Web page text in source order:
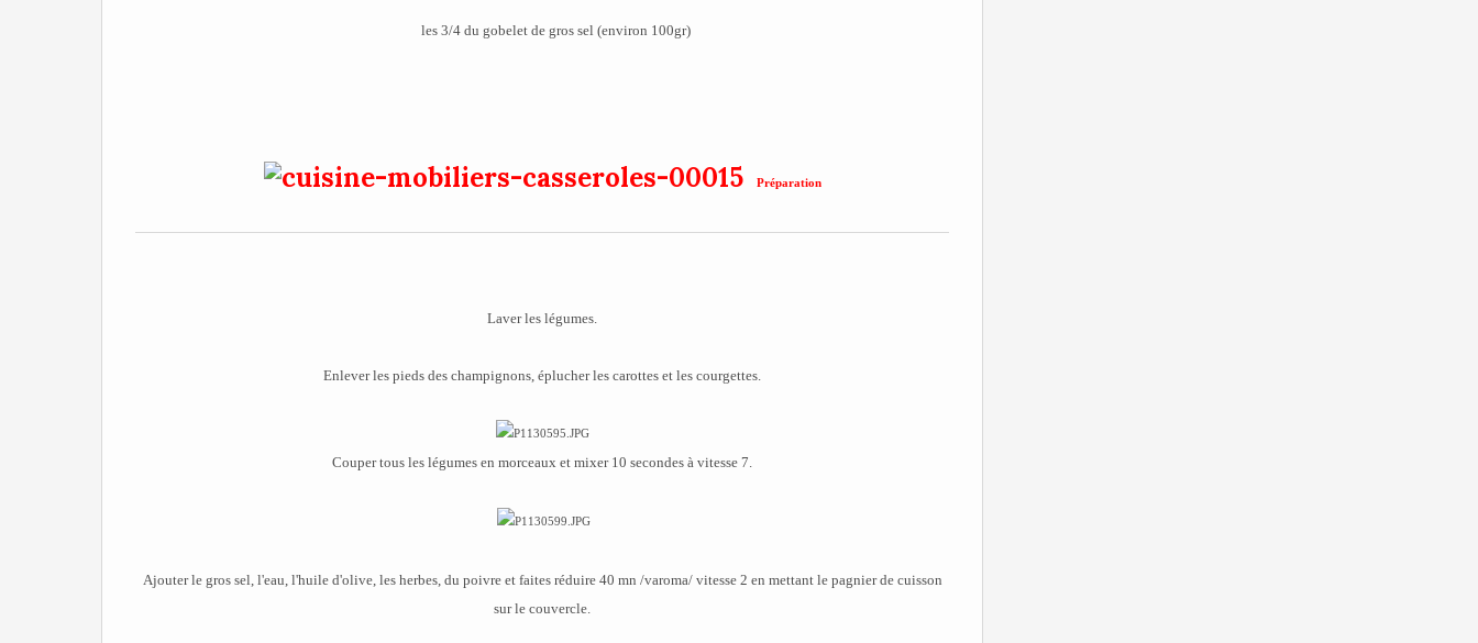
les 3/4 du gobelet de gros sel (environ 100gr)
Préparation
Laver les légumes.
Enlever les pieds des champignons, éplucher les carottes et les courgettes.
Couper tous les légumes en morceaux et mixer 10 secondes à vitesse 7.
Ajouter le gros sel, l'eau, l'huile d'olive, les herbes, du poivre et faites réduire 40 mn /varoma/ vitesse 2 en mettant le pagnier de cuisson
sur le couvercle.